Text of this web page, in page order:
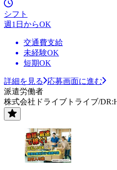
シフト
週1日からOK
交通費支給
未経験OK
短期OK
詳細を見る
応募画面に進む
派遣労働者
株式会社ドライブトライブ/